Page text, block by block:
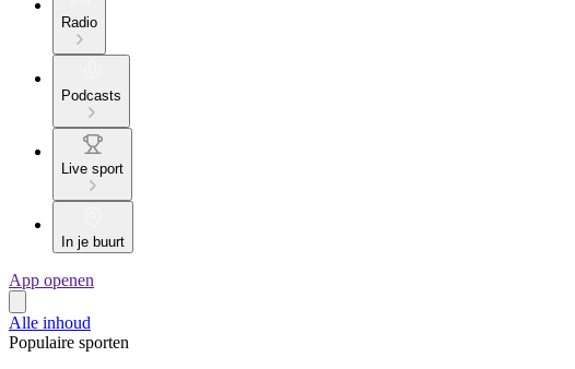
Radio
Podcasts
Live sport
In je buurt
App openen
Alle inhoud
Populaire sporten